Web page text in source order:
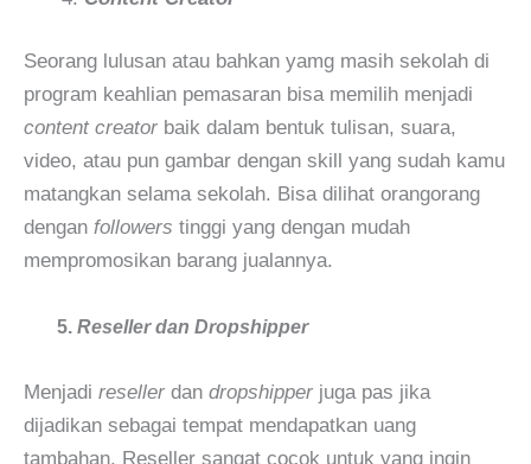
Seorang lulusan atau bahkan yamg masih sekolah di
program keahlian pemasaran bisa memilih menjadi
content creator baik dalam bentuk tulisan, suara,
video, atau pun gambar dengan skill yang sudah kamu
matangkan selama sekolah. Bisa dilihat orangorang
dengan followers tinggi yang dengan mudah
mempromosikan barang jualannya.
5. Reseller dan Dropshipper
Menjadi reseller dan dropshipper juga pas jika
dijadikan sebagai tempat mendapatkan uang
tambahan. Reseller sangat cocok untuk yang ingin